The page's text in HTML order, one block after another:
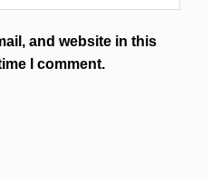
and website in this
I comment.